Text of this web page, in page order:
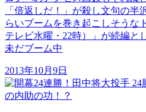
「倍返しだ！」が殺し文句の半
らいブームを巻き起こしそうな
テレビ水曜・22時）」が続編と
未だブーム中
2013年10月9日